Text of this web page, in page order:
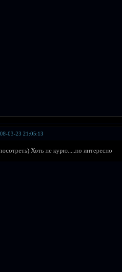
03-23 21:05:13
Хоть не курю.....но интересно